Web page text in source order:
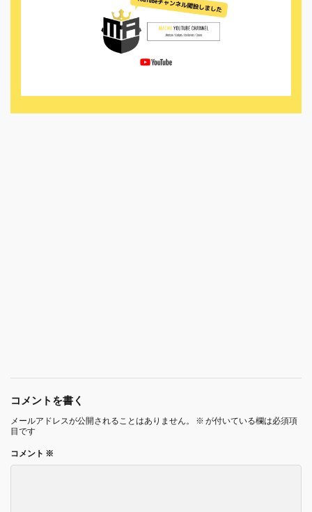
コメントを書く
メールアドレスが公開されることはありません。 ※ が付いている欄は必須項
目です
コメント ※